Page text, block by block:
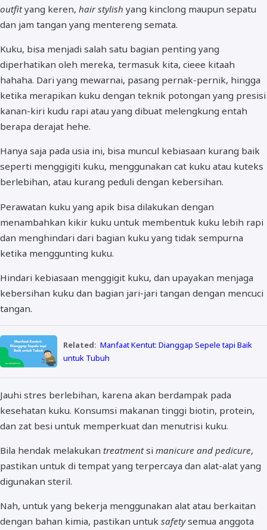
outfityang keren, hair stylish yang kinclong maupun sepatu
dan jam tangan yang mentereng semata.
Kuku, bisa menjadi salah satu bagian penting yang
diperhatikan oleh mereka, termasuk kita, cieee kitaah
hahaha. Dari yang mewarnai, pasang pernak-pernik, hingga
ketika merapikan kuku dengan teknik potongan yang presisi
kanan-kiri kudu rapi atau yang dibuat melengkung entah
berapa derajat hehe.
Hanya saja pada usia ini, bisa muncul kebiasaan kurang baik
seperti menggigiti kuku, menggunakan cat kuku atau kuteks
berlebihan, atau kurang peduli dengan kebersihan.
Perawatan kuku yang apik bisa dilakukan dengan
menambahkan kikir kuku untuk membentuk kuku lebih rapi
dan menghindari dari bagian kuku yang tidak sempurna
ketika menggunting kuku.
Hindari kebiasaan menggigit kuku, dan upayakan menjaga
kebersihan kuku dan bagian jari-jari tangan dengan mencuci
tangan.
Related: Manfaat Kentut: Dianggap Sepele tapi Baik
untuk Tubuh
Jauhi stres berlebihan, karena akan berdampak pada
kesehatan kuku. Konsumsi makanan tinggi biotin, protein,
dan zat besi untuk memperkuat dan menutrisi kuku.
Bila hendak melakukan treatmentsi manicure and pedicure,
pastikan untuk di tempat yang terpercaya dan alat-alat yang
digunakan steril.
Nah, untuk yang bekerja menggunakan alat atau berkaitan
dengan bahan kimia, pastikan untuk safetysemua anggota